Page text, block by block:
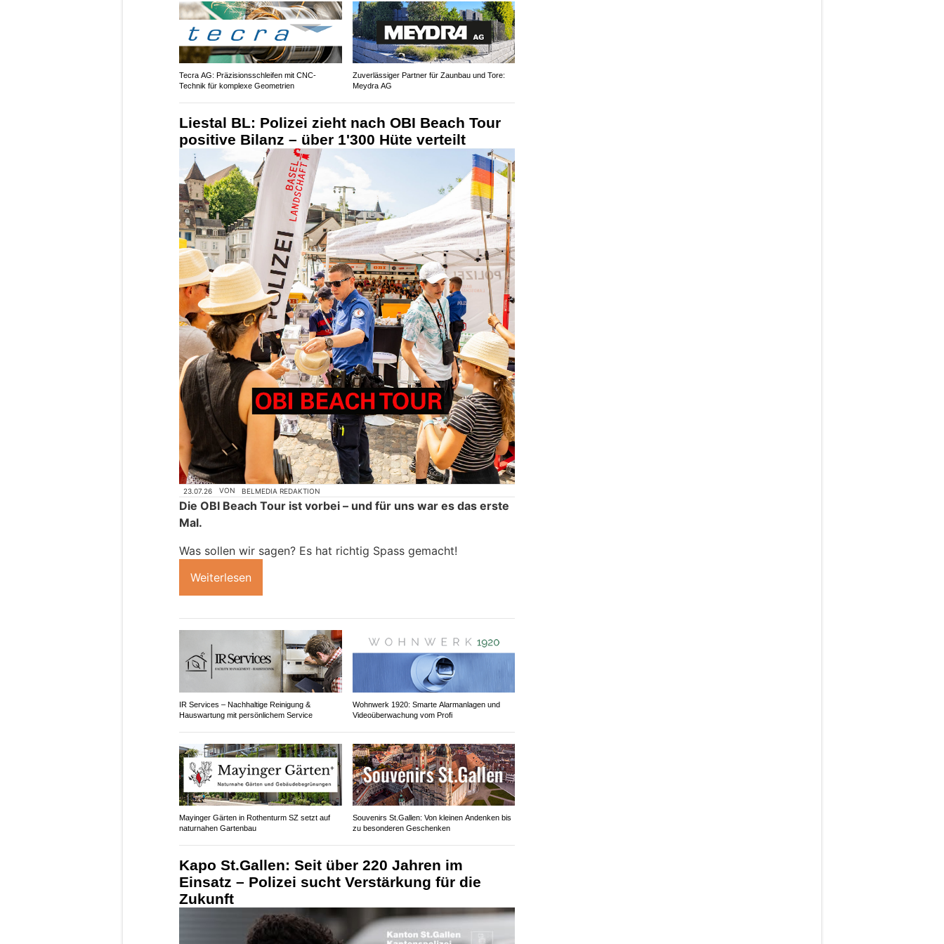
Tecra AG: Präzisionsschleifen mit CNC-
Technik für komplexe Geometrien
Zuverlässiger Partner für Zaunbau und Tore:
Meydra AG
Liestal BL: Polizei zieht nach OBI Beach Tour
positive Bilanz – über 1'300 Hüte verteilt
23.07.26 VON BELMEDIA REDAKTION
Die OBI Beach Tour ist vorbei – und für uns war es das erste
Mal.
Was sollen wir sagen? Es hat richtig Spass gemacht!
Weiterlesen
IR Services – Nachhaltige Reinigung &
Hauswartung mit persönlichem Service
Wohnwerk 1920: Smarte Alarmanlagen und
Videoüberwachung vom Profi
Mayinger Gärten in Rothenturm SZ setzt auf
naturnahen Gartenbau
Souvenirs St.Gallen: Von kleinen Andenken bis
zu besonderen Geschenken
Kapo St.Gallen: Seit über 220 Jahren im
Einsatz – Polizei sucht Verstärkung für die
Zukunft